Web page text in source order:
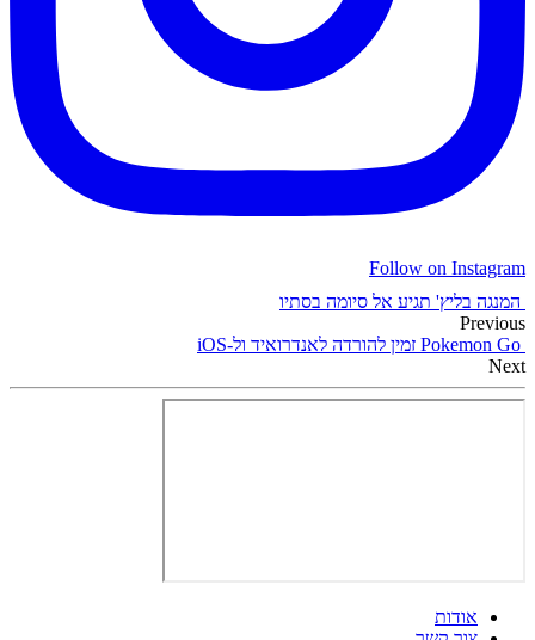
Follow on Instagram
המנגה בליץ' תגיע אל סיומה בסתיו
Previous
Pokemon Go זמין להורדה לאנדרואיד ול-iOS
Next
אודות